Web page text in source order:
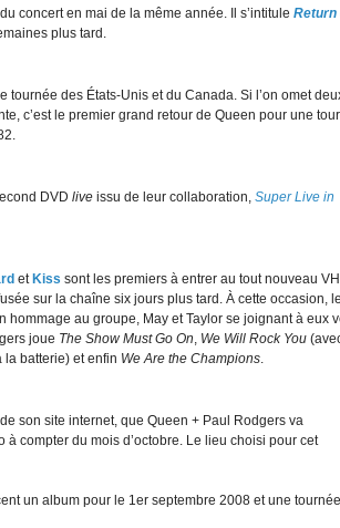
concert en mai de la même année. Il s’intitule Return
plus tard.
tournée des États-Unis et du Canada. Si l’on omet
c’est le premier grand retour de Queen pour une
DVD live issu de leur collaboration, Super Live in
et Kiss sont les premiers à entrer au tout nouveau
sur la chaîne six jours plus tard. À cette occasion,
hommage au groupe, May et Taylor se joignant à eux
joue The Show Must Go On, We Will Rock You
la batterie) et enfin We Are the Champions.
son site internet, que Queen + Paul Rodgers va
compter du mois d’octobre. Le lieu choisi pour cet
un album pour le 1er septembre 2008 et une tournée